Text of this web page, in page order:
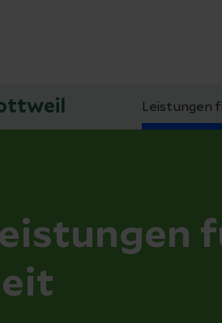
Leistungen